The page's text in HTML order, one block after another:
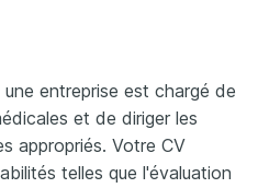
entreprise est chargé de
et de diriger les
appropriés. Votre CV
telles que l'évaluation